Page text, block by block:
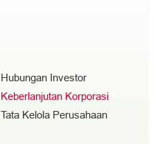
Hubungan Investor
Keberlanjutan Korporasi
Tata Kelola Perusahaan